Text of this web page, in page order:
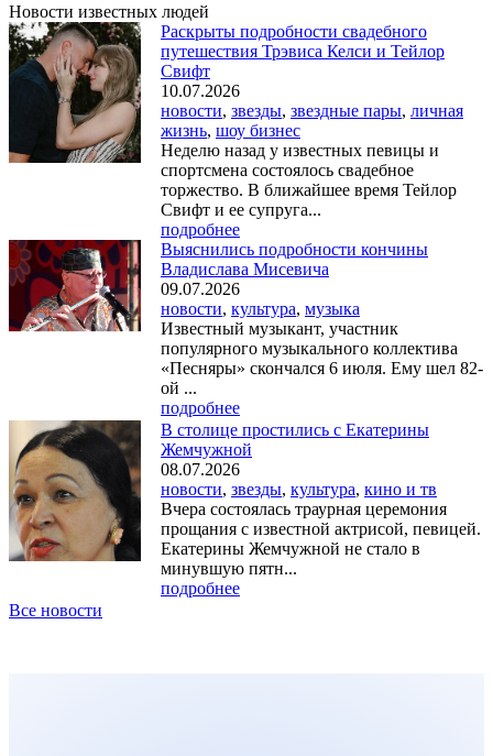
Новости известных людей
Раскрыты подробности свадебного
путешествия Трэвиса Келси и Тейлор
Свифт
10.07.2026
новости, звезды, звездные пары, личная
жизнь, шоу бизнес
Неделю назад у известных певицы и
спортсмена состоялось свадебное
торжество. В ближайшее время Тейлор
Свифт и ее супруга...
подробнее
Выяснились подробности кончины
Владислава Мисевича
09.07.2026
новости, культура, музыка
Известный музыкант, участник
популярного музыкального коллектива
«Песняры» скончался 6 июля. Ему шел 82-
ой ...
подробнее
В столице простились с Екатерины
Жемчужной
08.07.2026
новости, звезды, культура, кино и тв
Вчера состоялась траурная церемония
прощания с известной актрисой, певицей.
Екатерины Жемчужной не стало в
минувшую пятн...
подробнее
Все новости